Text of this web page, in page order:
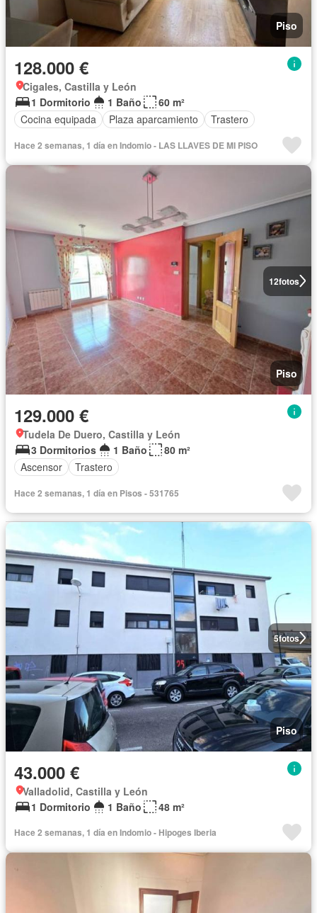
Piso
128.000 €
Cigales, Castilla y León
1 Dormitorio
1 Baño
60 m²
Cocina equipada
Plaza aparcamiento Trastero
Hace 2 semanas, 1 día en Indomio - LAS LLAVES DE MI PISO
12fotos
Piso
129.000 €
Tudela De Duero, Castilla y León
3 Dormitorios
1 Baño
80 m²
Ascensor
Trastero
Hace 2 semanas, 1 día en Pisos - 531765
5fotos
Piso
43.000 €
Valladolid, Castilla y León
1 Dormitorio
1 Baño 48 m²
Hace 2 semanas, 1 día en Indomio - Hipoges Iberia